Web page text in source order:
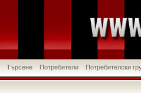
Търсене Потребители Потребителски